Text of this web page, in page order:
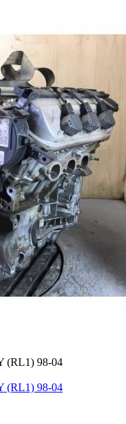
(RL1) 98-04
(RL1) 98-04